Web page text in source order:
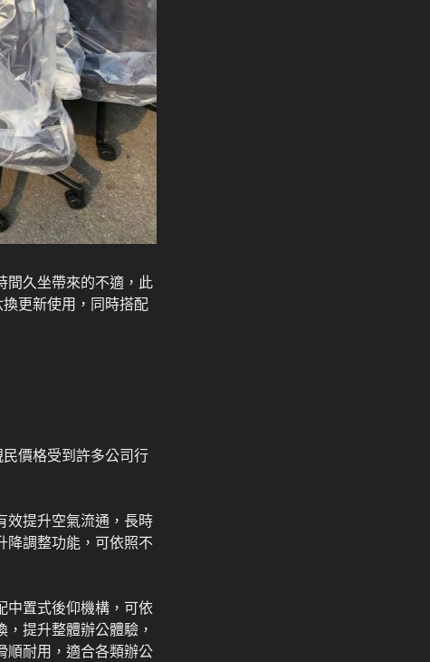
間久坐帶來的不適，此
更新使用，同時搭配
價格受到許多公司行
效提升空氣流通，長時
降調整功能，可依照不
中置式後仰機構，可依
提升整體辦公體驗，
順耐用，適合各類辦公